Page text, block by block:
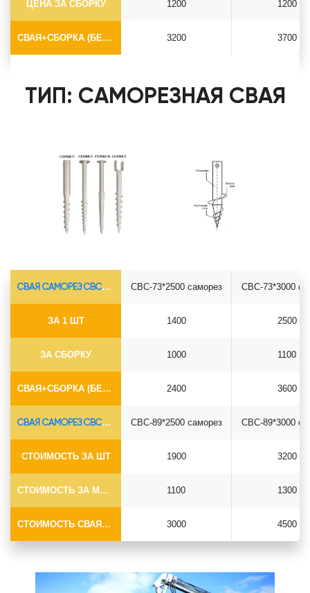
ЦЕНА ЗА СБОРКУ
СВАЯ+СБОРКА (БЕЗ ОГОЛОВКА)
1200
3200
1200
3700
ТИП: САМОРЕЗНАЯ СВАЯ
СВАЯ САМОРЕЗ СВС-Ø73*5.5
ЗА 1 ШТ
ЗА СБОРКУ
СВАЯ+СБОРКА (БЕЗ ОГОЛОВКА)
СВС-73*2500 саморез
1400
1000
2400
СВС-73*3000
2500
1100
3600
СВАЯ САМОРЕЗ СВС-Ø89*6.5
СТОИМОСТЬ ЗА ШТ
СТОИМОСТЬ ЗА МОНТАЖ
СТОИМОСТЬ СВАЯ+МОНТАЖ (БЕЗ ОГОЛОВКА)
СВС-89*2500 саморез
1900
1100
3000
СВС-89*3000
3200
1300
4500